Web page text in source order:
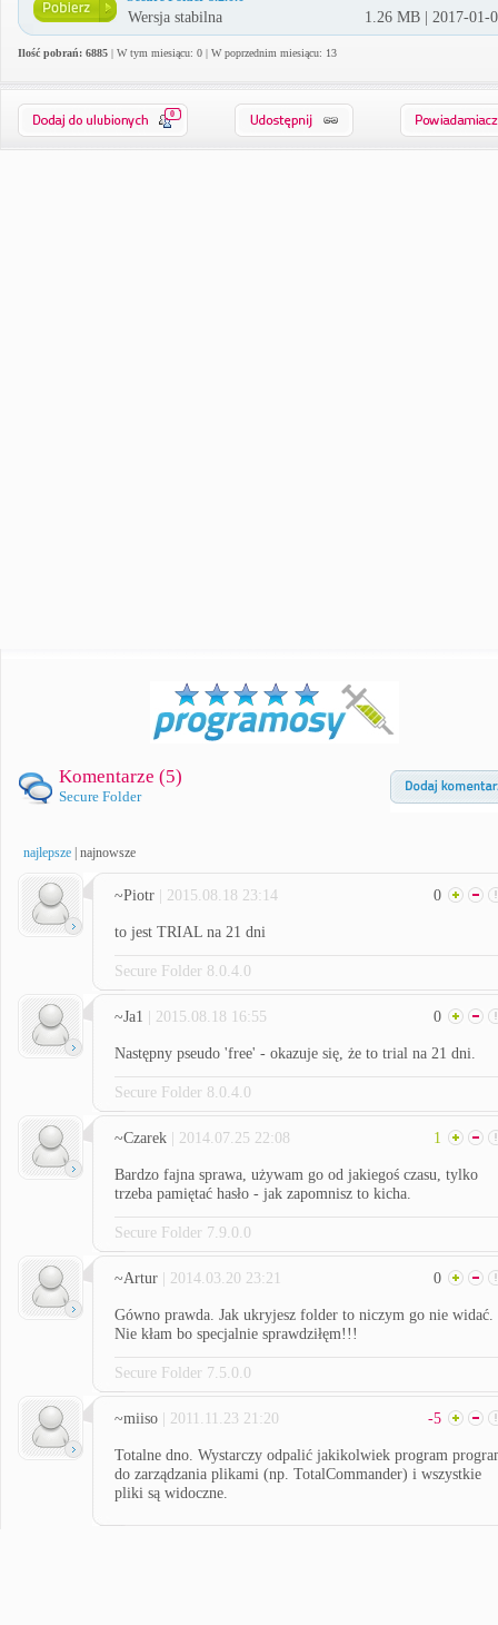
Wersja stabilna 1.26 MB | 2017-01-
Ilość pobrań: 6885 | W tym miesiącu: 0 | W poprzednim miesiącu: 13
0
Komentarze (5)
Secure Folder
najlepsze najnowsze
~Piotr | 2015.08.18 23:14 0
to jest TRIAL na 21 dni
Secure Folder 8.0.4.0
~Ja1 | 2015.08.18 16:55 0
Następny pseudo 'free' - okazuje się, że to trial na 21 dni.
Secure Folder 8.0.4.0
~Czarek | 2014.07.25 22:08 1
Bardzo fajna sprawa, używam go od jakiegoś czasu, tylko
trzeba pamiętać hasło - jak zapomnisz to kicha.
Secure Folder 7.9.0.0
~Artur | 2014.03.20 23:21 0
Gówno prawda. Jak ukryjesz folder to niczym go nie widać.
Nie kłam bo specjalnie sprawdziłęm!!!
Secure Folder 7.5.0.0
~miiso | 2011.11.23 21:20 -5
Totalne dno. Wystarczy odpalić jakikolwiek program
do zarządzania plikami (np. TotalCommander) i wszystkie
pliki są widoczne.